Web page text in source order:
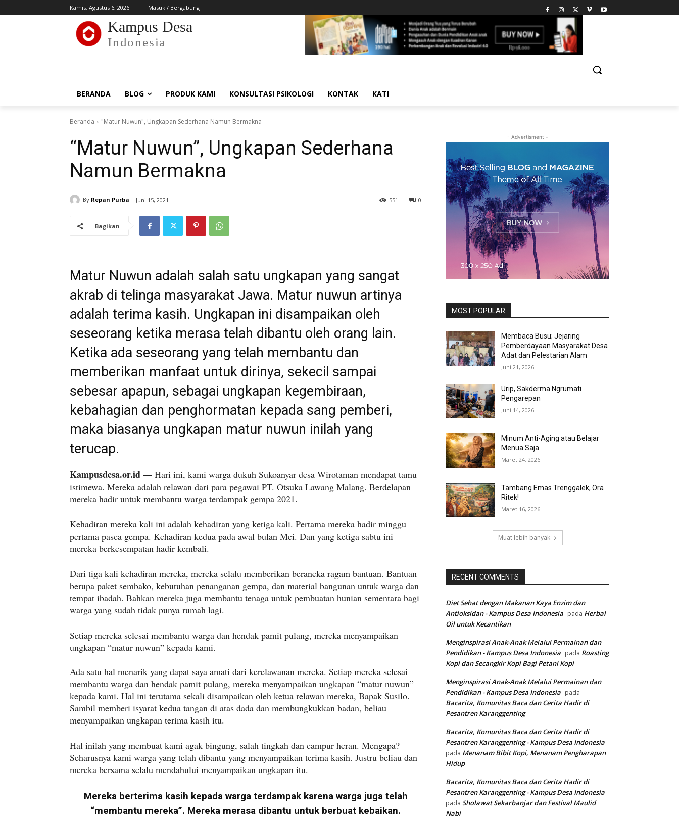
Kamis, Agustus 6, 2026 Masuk / Bergabung
Kampus Desa
Indonesia
BERANDA BLOG PRODUK KAMI KONSULTASI PSIKOLOGI KONTAK KATI
Beranda "Matur Nuwun", Ungkapan Sederhana Namun Bermakna
“Matur Nuwun”, Ungkapan Sederhana
Namun Bermakna
By Repan Purba Juni 15, 2021 0
551
Bagikan
Matur Nuwun adalah salah satu ungkapan yang sangat
akrab di telinga masyarakat Jawa. Matur nuwun artinya
adalah terima kasih. Ungkapan ini disampaikan oleh
seseorang ketika merasa telah dibantu oleh orang lain.
Ketika ada seseorang yang telah membantu dan
memberikan manfaat untuk dirinya, sekecil sampai
sebesar apapun, sebagai ungkapan kegembiraan,
kebahagian dan penghormatan kepada sang pemberi,
maka biasanya ungkapan matur nuwun inilah yang
terucap.
Kampusdesa.or.id — Hari ini, kami warga dukuh Sukoanyar desa Wirotaman mendapat tamu
istimewa. Mereka adalah relawan dari para pegawai PT. Otsuka Lawang Malang. Berdelapan
mereka hadir untuk membantu warga terdampak gempa 2021.
Kehadiran mereka kali ini adalah kehadiran yang ketiga kali. Pertama mereka hadir minggu
pertama pasca gempa. Kehadiran kedua pada awal bulan Mei. Dan yang ketiga sabtu ini
mereka berkesempatan hadir kembali.
Dari tiga kali kehadiran mereka, mereka selalu memberikan beraneka ragam bantuan. Bantuan
berupa paket sembako, kebutuhan penanganan gempa, dan material bangunan untuk warga dan
tempat ibadah. Bahkan mereka juga membantu tenaga untuk pembuatan hunian sementara bagi
warga yang sudah tidak punya rumah lagi.
Setiap mereka selesai membantu warga dan hendak pamit pulang, mereka menyampaikan
ungkapan “matur nuwun” kepada kami.
Ada satu hal menarik yang dapat saya amati dari kerelawanan mereka. Setiap mereka selesai
membantu warga dan hendak pamit pulang, mereka menyampaikan ungkapan “matur nuwun”
kepada kami. Hal ini terutama sekali disampaikan oleh ketua relawan mereka, Bapak Susilo.
Sambil memberi isyarat kedua tangan di atas dada dan membungkukkan badan, beliau
menyampaikan ungkapan terima kasih itu.
Hal inilah yang membuat kami agak bingung, salah tingkah dan campur heran. Mengapa?
Seharusnya kami warga yang telah dibantu yang menyampaikan terima kasih. Justru beliau dan
mereka bersama selalu mendahului menyampaikan ungkapan itu.
Mereka berterima kasih kepada warga terdampak karena warga juga telah
“membantu mereka”. Mereka merasa dibantu untuk berbuat kebaikan.
- Advertisment -
MOST POPULAR
Membaca Busu; Jejaring
Pemberdayaan Masyarakat Desa
Adat dan Pelestarian Alam
Juni 21, 2026
Urip, Sakderma Ngrumati
Pengarepan
Juni 14, 2026
Minum Anti-Aging atau Belajar
Menua Saja
Maret 24, 2026
Tambang Emas Trenggalek, Ora
Ritek!
Maret 16, 2026
Muat lebih banyak
RECENT COMMENTS
Diet Sehat dengan Makanan Kaya Enzim dan
Antioksidan - Kampus Desa Indonesia pada Herbal
Oil untuk Kecantikan
Menginspirasi Anak-Anak Melalui Permainan dan
Pendidikan - Kampus Desa Indonesia pada Roasting
Kopi dan Secangkir Kopi Bagi Petani Kopi
Menginspirasi Anak-Anak Melalui Permainan dan
Pendidikan - Kampus Desa Indonesia pada
Bacarita, Komunitas Baca dan Cerita Hadir di
Pesantren Karanggenting
Bacarita, Komunitas Baca dan Cerita Hadir di
Pesantren Karanggenting - Kampus Desa Indonesia
pada Menanam Bibit Kopi, Menanam Pengharapan
Hidup
Bacarita, Komunitas Baca dan Cerita Hadir di
Pesantren Karanggenting - Kampus Desa Indonesia
pada Sholawat Sekarbanjar dan Festival Maulid
Nabi